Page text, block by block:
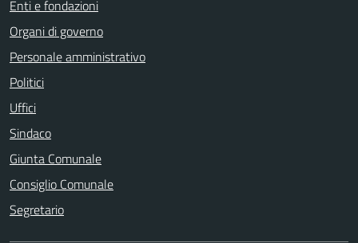
Enti e fondazioni
Organi di governo
Personale amministrativo
Politici
Uffici
Sindaco
Giunta Comunale
Consiglio Comunale
Segretario